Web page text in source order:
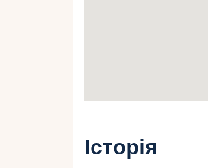
Історія